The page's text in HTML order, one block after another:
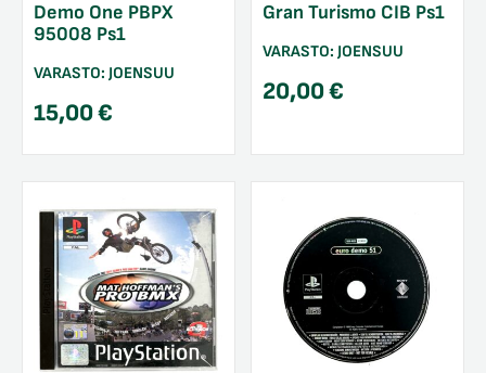
Demo One PBPX
95008 Ps1
VARASTO: JOENSUU
15,00€
Gran Turismo CIB Ps1
VARASTO: JOENSUU
20,00€